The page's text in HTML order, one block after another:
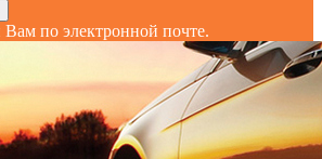
Вам по электронной почте.